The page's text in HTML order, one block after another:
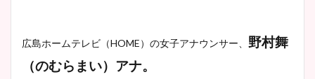
広島ホームテレビ（HOME）の女子アナウンサー、 野村舞
（のむらまい）アナ。